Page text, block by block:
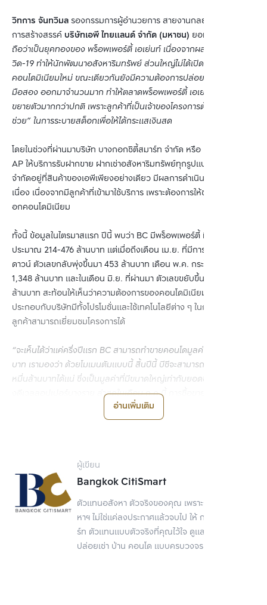
วิทการ จันทวิมลรองกรรมการผู้อำนวยการ สายงานกลยุทธ์องค์กรและ
การสร้างสรรค์ บริษัทเอพี ไทยแลนด์ จำกัด (มหาชน) ยอมรับว่า
ถือว่าเป็นยุคทองของ พร็อพเพอร์ตี้ เอเย่นท์ เนื่องจากผลกระทบจากโค
วิด-19 ทำให้นักพัฒนาอสังหาริมทรัพย์ ส่วนใหญ่ไม่ได้เปิดตัวโครงการ
คอนโดมิเนียมใหม่ ขณะเดียวกันยังมีความต้องการปล่อยคอนโดมิเนียม
มือสอง ออกมาจำนวนมาก ทำให้ตลาดพร็อพเพอร์ตี้ เอเย่นท์/โบรกเกอร์
ขยายตัวมากกว่าปกติ เพราะลูกค้าที่เป็นเจ้าของโครงการต้องการ “ตัว
ช่วย” ในการระบายสต็อกเพื่อให้ได้กระแสเงินสด
โดยในช่วงที่ผ่านมาบริษัท บางกอกซิตี้สมาร์ท จำกัด หรือ BC ในเครือ
AP ให้บริการรับฝากขาย ฝากเช่าอสังหาริมทรัพย์ทุกรูปแบบ และไม่ได้
จำกัดอยู่ที่สินค้าของเอพีเพียงอย่างเดียว มีผลการดำเนินงานที่เติบโตต่อ
เนื่อง เนื่องจากมีลูกค้าที่เข้ามาใช้บริการ เพราะต้องการให้ช่วยระบายสต็
อกคอนโดมิเนียม
ทั้งนี้ ข้อมูลในไตรมาสแรก ปีนี้ พบว่า BC มีพร็อพเพอร์ตี้ มีมูลค่าอยู่
ประมาณ 214-476 ล้านบาท แต่เมื่อถึงเดือน เม.ย. ที่มีการประกาศล็อก
ดาวน์ ตัวเลขกลับพุ่งขึ้นมา 453 ล้านบาท เดือน พ.ค. กระโดดขึ้นมา
1,348 ล้านบาท และในเดือน มิ.ย. ที่ผ่านมา ตัวเลขขยับขึ้นมาที่ 1,395
ล้านบาท สะท้อนให้เห็นว่าความต้องการของคอนโดมิเนียมยังคงมีอยู่
ประกอบกับบริษัทมีทั้งโปรโมชั่นและใช้เทคโนโลยีต่าง ๆ ในการช่วยให้
ลูกค้าสามารถเยี่ยมชมโครงการได้
“จะเห็นได้ว่าแค่ครึ่งปีแรก BC สามารถทำขายคอนโดมูลค่า 4,203 ล้าน
บาท เรามองว่า ด้วยโมเมนตัมแบบนี้ สิ้นปีนี้ บีซีจะสามารถขายได้ถึง 1
หมื่นล้านบาทได้แน่ ซึ่งเป็นมูลค่าที่มีขนาดใหญ่เท่ากับยอดขาย/รายได้ขอ
งดีเวลลอปเปอร์บางราย ล่าสุดในเดือน ก.ค.นี้ การซื้อขายของบีซี ยังโต
ต่อเนื่องไม่ได้ลดลง ทำให้ทุกคนอยากทำแต่ไม่ใช่เรื่องง่าย เพราะธุรกิจนี้
เป็นธุรกิจที่ต้องการความเป็นมืออาชีพสูง”
ที่มา : กรุงเทพธุรกิจ
อ่านเพิ่มเติม
ผู้เขียน
Bangkok CitiSmart
ตัวแทนอสังหา ตัวจริงของคุณ เพราะการขายอสัง
หาฯ ไม่ใช่แค่ลงประกาศแล้วจบไป ให้ กรุงเทพ ซิตี้สมา
ร์ท ตัวแทนแบบตัวจริงที่คุณไว้ใจ ดูแลเรื่องขาย
ปล่อยเช่า บ้าน คอนโด แบบครบวงจร